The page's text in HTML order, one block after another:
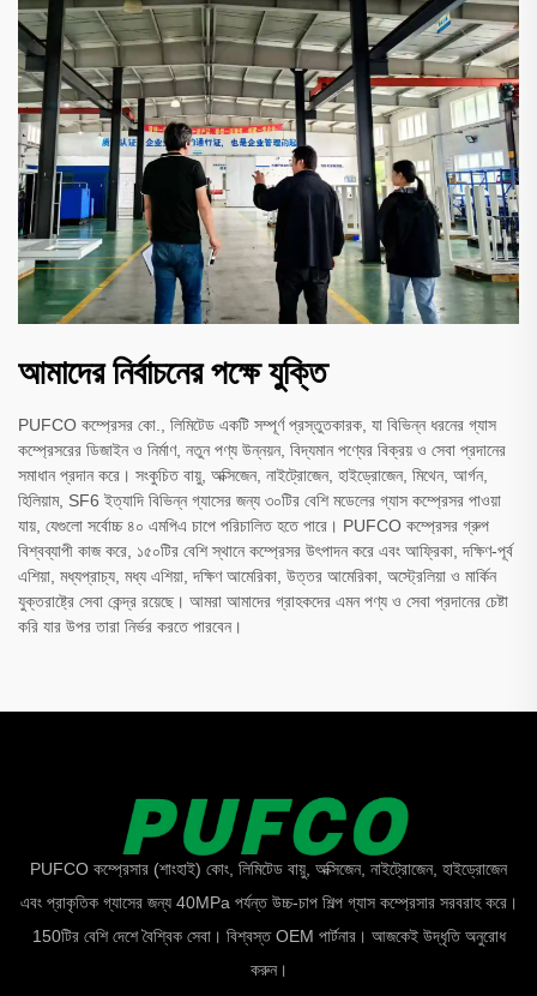
আমাদের নির্বাচনের পক্ষে যুক্তি
PUFCO কম্প্রেসর কো., লিমিটেড একটি সম্পূর্ণ প্রস্তুতকারক, যা বিভিন্ন ধরনের গ্যাস
কম্প্রেসরের ডিজাইন ও নির্মাণ, নতুন পণ্য উন্নয়ন, বিদ্যমান পণ্যের বিক্রয় ও সেবা প্রদানের
সমাধান প্রদান করে। সংকুচিত বায়ু, অক্সিজেন, নাইট্রোজেন, হাইড্রোজেন, মিথেন, আর্গন,
হিলিয়াম, SF6 ইত্যাদি বিভিন্ন গ্যাসের জন্য ৩০টির বেশি মডেলের গ্যাস কম্প্রেসর পাওয়া
যায়, যেগুলো সর্বোচ্চ ৪০ এমপিএ চাপে পরিচালিত হতে পারে। PUFCO কম্প্রেসর গ্রুপ
বিশ্বব্যাপী কাজ করে, ১৫০টির বেশি স্থানে কম্প্রেসর উৎপাদন করে এবং আফ্রিকা, দক্ষিণ-পূর্ব
এশিয়া, মধ্যপ্রাচ্য, মধ্য এশিয়া, দক্ষিণ আমেরিকা, উত্তর আমেরিকা, অস্ট্রেলিয়া ও মার্কিন
যুক্তরাষ্ট্রে সেবা কেন্দ্র রয়েছে। আমরা আমাদের গ্রাহকদের এমন পণ্য ও সেবা প্রদানের চেষ্টা
করি যার উপর তারা নির্ভর করতে পারবেন।
PUFCO কম্প্রেসার (শাংহাই) কোং, লিমিটেড বায়ু, অক্সিজেন, নাইট্রোজেন, হাইড্রোজেন
এবং প্রাকৃতিক গ্যাসের জন্য 40MPa পর্যন্ত উচ্চ-চাপ শিল্প গ্যাস কম্প্রেসার সরবরাহ করে।
150টির বেশি দেশে বৈশ্বিক সেবা। বিশ্বস্ত OEM পার্টনার। আজকেই উদ্ধৃতি অনুরোধ
করুন।